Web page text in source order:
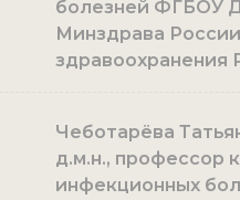
болезней
Минздрава
здравоохранения
Чеботарёва
д.м.н., профессор
инфекционных